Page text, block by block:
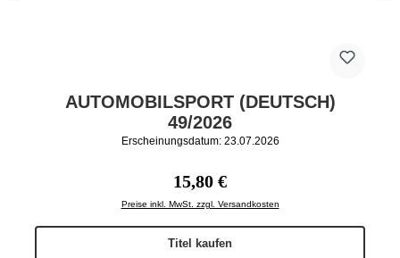
AUTOMOBILSPORT (DEUTSCH)
49/2026
Erscheinungsdatum: 23.07.2026
Regulärer Preis:
15,80 €
Preise inkl. MwSt. zzgl. Versandkosten
Titel kaufen